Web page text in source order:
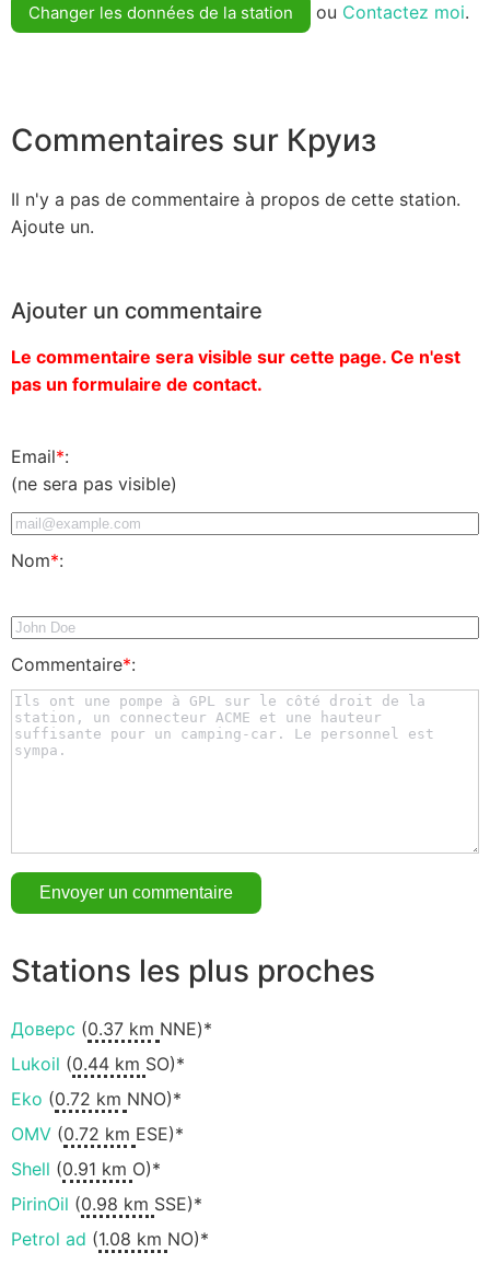
Changer les données de la station ou Contactez moi.
Commentaires sur Круиз
Il n'y a pas de commentaire à propos de cette station.
Ajoute un.
Ajouter un commentaire
Le commentaire sera visible sur cette page. Ce n'est
pas un formulaire de contact.
Email*:
(ne sera pas visible)
Nom*:
Commentaire*:
Stations les plus proches
Доверс (0.37 km NNE)*
Lukoil (0.44 km SO)*
Eko (0.72 km NNO)*
OMV (0.72 km ESE)*
Shell (0.91 km O)*
PirinOil (0.98 km SSE)*
Petrol ad (1.08 km NO)*